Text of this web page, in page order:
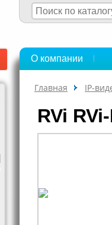
О компании
Главная IP-
RVi